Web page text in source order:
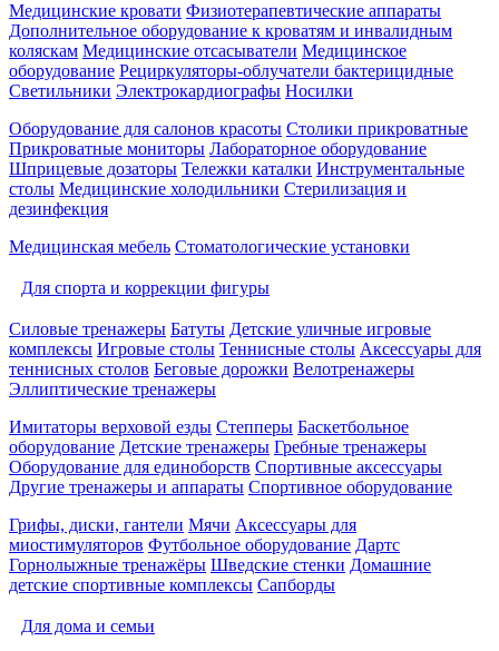
Медицинские кровати Физиотерапевтические аппараты
Дополнительное оборудование к кроватям и инвалидным
коляскам Медицинские отсасыватели Медицинское
оборудование Рециркуляторы-облучатели бактерицидные
Светильники Электрокардиографы Носилки
Оборудование для салонов красоты Столики прикроватные
Прикроватные мониторы Лабораторное оборудование
Шприцевые дозаторы Тележки каталки Инструментальные
столы Медицинские холодильники Стерилизация и
дезинфекция
Медицинская мебель Стоматологические установки
Для спорта и коррекции фигуры
Силовые тренажеры Батуты Детские уличные игровые
комплексы Игровые столы Теннисные столы Аксессуары для
теннисных столов Беговые дорожки Велотренажеры
Эллиптические тренажеры
Имитаторы верховой езды Степперы Баскетбольное
оборудование Детские тренажеры Гребные тренажеры
Оборудование для единоборств Спортивные аксессуары
Другие тренажеры и аппараты Спортивное оборудование
Грифы, диски, гантели Мячи Аксессуары для
миостимуляторов Футбольное оборудование Дартс
Горнолыжные тренажёры Шведские стенки Домашние
детские спортивные комплексы Сапборды
Для дома и семьи